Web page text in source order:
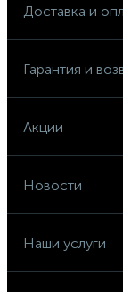
Доставка и
Гарантия и
Акции
Новости
Наши услуги